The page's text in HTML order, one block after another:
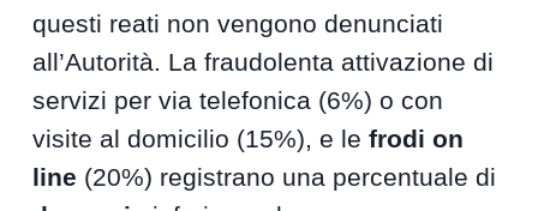
questi reati non vengono denunciati
all’Autorità. La fraudolenta attivazione di
servizi per via telefonica (6%) o con
visite al domicilio (15%), e lefrodi on
line (20%) registrano una percentuale di